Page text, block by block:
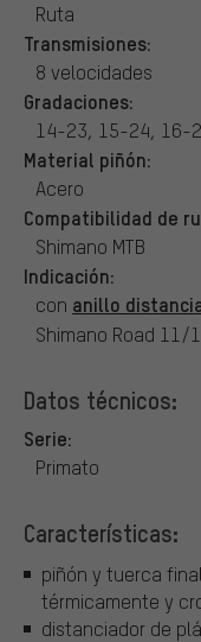
Ruta
Transmisiones:
8 velocidades
Gradaciones:
14-23, 15-24, 16-
Material piñón:
Acero
Compatibilidad de
Shimano MTB
Indicación:
con anillo
Shimano Road 11/
Datos técnicos:
Serie:
Primato
Características:
piñón y tuerca
térmicamente y
distanciador de